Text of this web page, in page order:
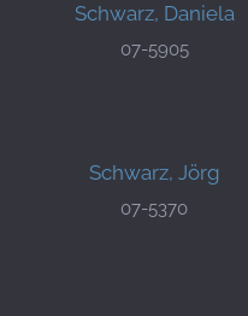
Schwarz, Daniela
07-5905
Schwarz, Jörg
07-5370